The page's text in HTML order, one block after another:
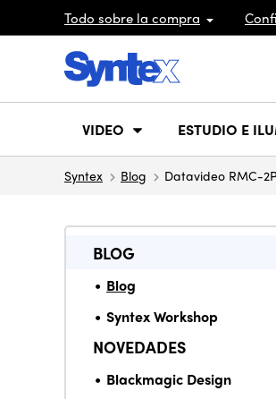
Todo sobre la compra
VIDEO ESTUDIO E
Syntex Blog Datavideo RMC-2P
BLOG
Blog
Syntex Workshop
NOVEDADES
Blackmagic Design